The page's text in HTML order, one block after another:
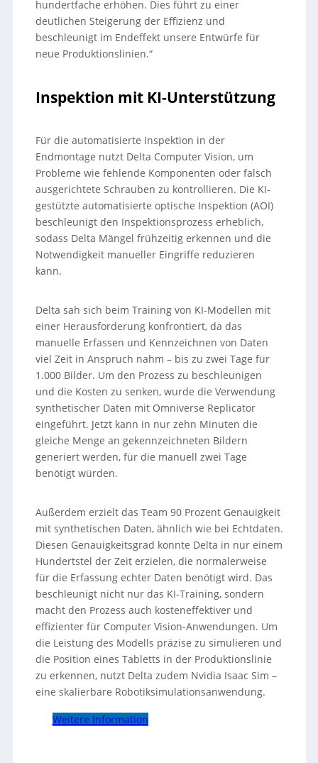
hundertfache erhöhen. Dies führt zu einer
deutlichen Steigerung der Effizienz und
beschleunigt im Endeffekt unsere Entwürfe für
neue Produktionslinien.“
Inspektion mit KI-Unterstützung
Für die automatisierte Inspektion in der
Endmontage nutzt Delta Computer Vision, um
Probleme wie fehlende Komponenten oder falsch
ausgerichtete Schrauben zu kontrollieren. Die KI-
gestützte automatisierte optische Inspektion (AOI)
beschleunigt den Inspektionsprozess erheblich,
sodass Delta Mängel frühzeitig erkennen und die
Notwendigkeit manueller Eingriffe reduzieren
kann.
Delta sah sich beim Training von KI-Modellen mit
einer Herausforderung konfrontiert, da das
manuelle Erfassen und Kennzeichnen von Daten
viel Zeit in Anspruch nahm – bis zu zwei Tage für
1.000 Bilder. Um den Prozess zu beschleunigen
und die Kosten zu senken, wurde die Verwendung
synthetischer Daten mit Omniverse Replicator
eingeführt. Jetzt kann in nur zehn Minuten die
gleiche Menge an gekennzeichneten Bildern
generiert werden, für die manuell zwei Tage
benötigt würden.
Außerdem erzielt das Team 90 Prozent Genauigkeit
mit synthetischen Daten, ähnlich wie bei Echtdaten.
Diesen Genauigkeitsgrad konnte Delta in nur einem
Hundertstel der Zeit erzielen, die normalerweise
für die Erfassung echter Daten benötigt wird. Das
beschleunigt nicht nur das KI-Training, sondern
macht den Prozess auch kosteneffektiver und
effizienter für Computer Vision-Anwendungen. Um
die Leistung des Modells präzise zu simulieren und
die Position eines Tabletts in der Produktionslinie
zu erkennen, nutzt Delta zudem Nvidia Isaac Sim –
eine skalierbare Robotiksimulationsanwendung.
Weitere Information